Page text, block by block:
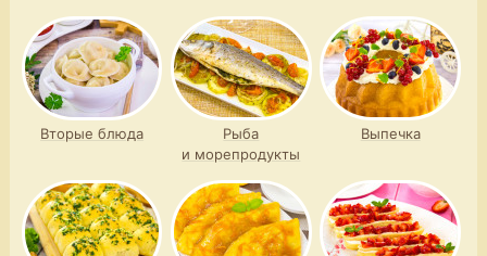
Вторые блюда
Рыба
и морепродукты
Выпечка